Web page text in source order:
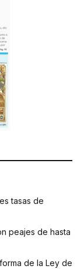
tasas de
peajes de hasta
de la Ley de